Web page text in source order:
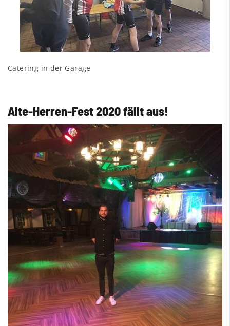
Catering in der Garage
Alte-Herren-Fest 2020 fällt aus!